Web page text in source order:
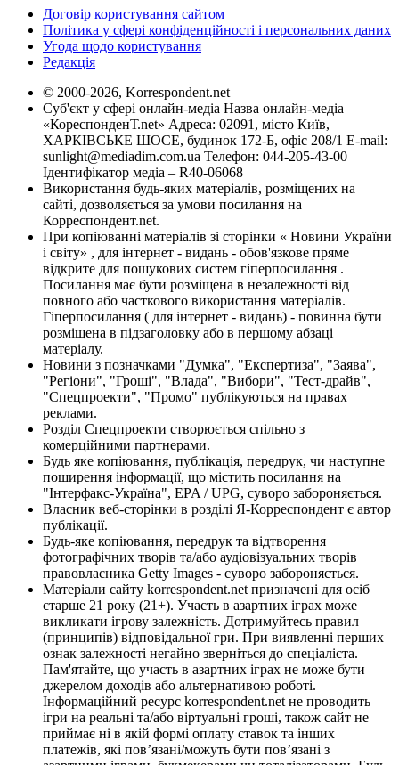
Договір користування сайтом
Політика у сфері конфіденційності і персональних даних
Угода щодо користування
Редакція
© 2000-2026, Korrespondent.net
Суб'єкт у сфері онлайн-медіа Назва онлайн-медіа –
«КореспонденТ.net» Адреса: 02091, місто Київ,
ХАРКІВСЬКЕ ШОСЕ, будинок 172-Б, офіс 208/1 E-mail:
sunlight@mediadim.com.ua Телефон: 044-205-43-00
Ідентифікатор медіа – R40-06068
Використання будь-яких матеріалів, розміщених на
сайті, дозволяється за умови посилання на
Корреспондент.net.
При копіюванні матеріалів зі сторінки « Новини України
і світу» , для інтернет - видань - обов'язкове пряме
відкрите для пошукових систем гіперпосилання .
Посилання має бути розміщена в незалежності від
повного або часткового використання матеріалів.
Гіперпосилання ( для інтернет - видань) - повинна бути
розміщена в підзаголовку або в першому абзаці
матеріалу.
Новини з позначками "Думка", "Експертиза", "Заява",
"Регіони", "Гроші", "Влада", "Вибори", "Тест-драйв",
"Спецпроекти", "Промо" публікуються на правах
реклами.
Розділ Спецпроекти створюється спільно з
комерційними партнерами.
Будь яке копіювання, публікація, передрук, чи наступне
поширення інформації, що містить посилання на
"Інтерфакс-Україна", EPA / UPG, суворо забороняється.
Власник веб-сторінки в розділі Я-Корреспондент є автор
публікації.
Будь-яке копіювання, передрук та відтворення
фотографічних творів та/або аудіовізуальних творів
правовласника Getty Images - суворо забороняється.
Матеріали сайту korrespondent.net призначені для осіб
старше 21 року (21+). Участь в азартних іграх може
викликати ігрову залежність. Дотримуйтесь правил
(принципів) відповідальної гри. При виявленні перших
ознак залежності негайно зверніться до спеціаліста.
Пам'ятайте, що участь в азартних іграх не може бути
джерелом доходів або альтернативою роботі.
Інформаційний ресурс korrespondent.net не проводить
ігри на реальні та/або віртуальні гроші, також сайт не
приймає ні в якій формі оплату ставок та інших
платежів, які пов’язані/можуть бути пов’язані з